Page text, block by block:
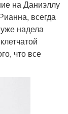
на Даниэллу
всегда
надела
что все